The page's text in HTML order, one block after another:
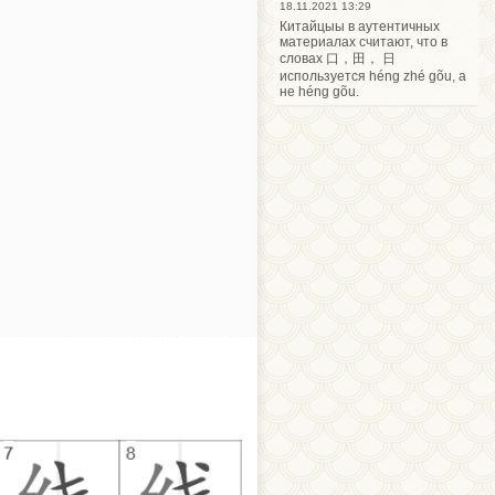
18.11.2021 13:29
Китайцыы в аутентичных
материалах считают, что в
словах 口，田， 日
используется héng zhé gõu, а
не héng gõu.